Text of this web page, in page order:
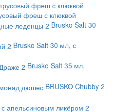
фреш с клюквой
Brusko Salt 30
Brusko Salt 30 мл, с
Brusko Salt 35 мл,
BRUSKO Chubby 2